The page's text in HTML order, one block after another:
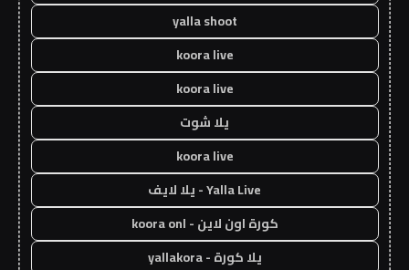
yalla shoot
koora live
koora live
يلا شوت
koora live
Yalla Live - يلا لايف
كورة اون لاين - koora onl
يلا كورة - yallakora